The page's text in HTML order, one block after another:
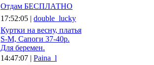
Отдам БЕСПЛАТНО
17:52:05 | double_lucky
Куртки на весну, платья
S-M, Сапоги 37-40р.
Для беремен.
14:47:07 | Paina_l